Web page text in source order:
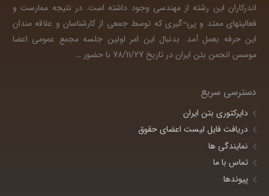
اندرکاران این رشته از مهندسی وجود داشته است. در نتیجه ممارست و
فعالیتهای ممتد و پی¬گیری که توسط جمعی از کارشناسان و علاقه مندان
این حرفه بعمل آمد. بدنبال این امر اولین جلسه مجمع عمومی اعضا
موسس انجمن بتن ایران در تاریخ 78/11/27 با حضور
…
دسترسی سریع
دایرکتوری بتن ایران
دریافت فایل لیست اعضای حقوق
نمایندگی ها
تماس با ما
پیوندها